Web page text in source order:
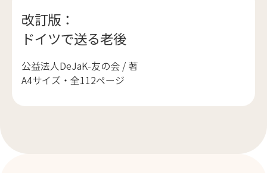
改訂版：
ドイツで送る老後
公益法人DeJaK-友の会 / 著
A4サイズ・全112ページ